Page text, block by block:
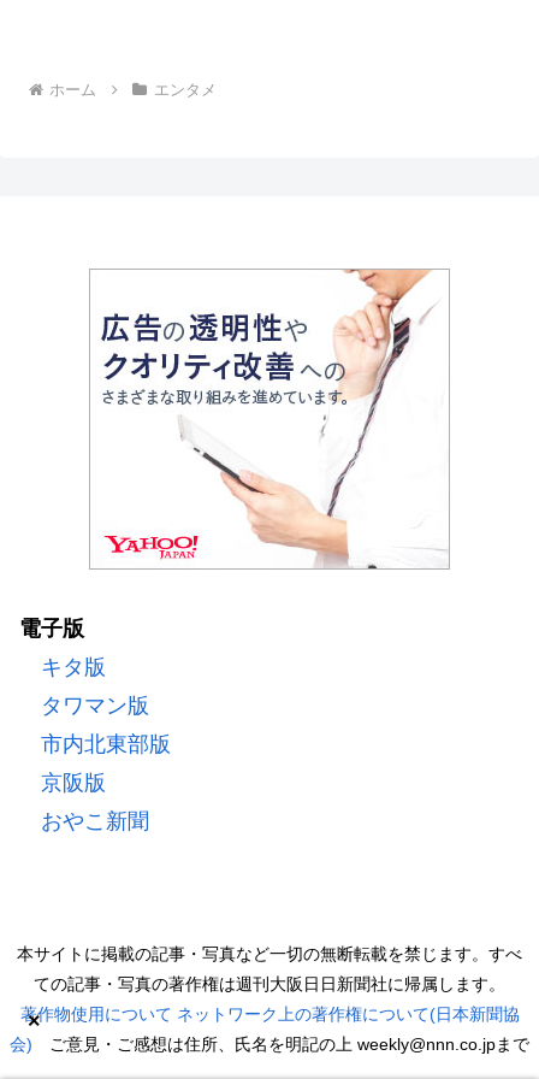
ホーム エンタメ
×
電子版
キタ版
タワマン版
市内北東部版
京阪版
おやこ新聞
本サイトに掲載の記事・写真など一切の無断転載を禁じます。すべ
ての記事・写真の著作権は週刊大阪日日新聞社に帰属します。
著作物使用について ネットワーク上の著作権について(日本新聞協
会) ご意見・ご感想は住所、氏名を明記の上 weekly@nnn.co.jpまで